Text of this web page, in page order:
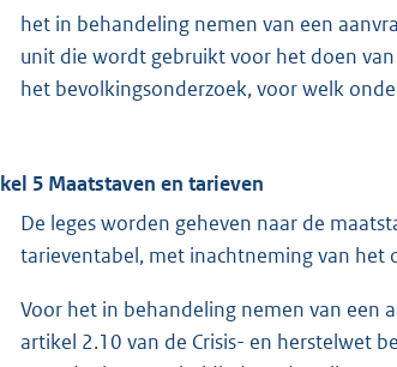
het in behandeling nemen van een
unit die wordt gebruikt voor het doen
het bevolkingsonderzoek, voor welk
5 Maatstaven en tarieven
De leges worden geheven naar de
tarieventabel, met inachtneming van het
Voor het in behandeling nemen van een
artikel 2.10 van de Crisis- en herstelwet